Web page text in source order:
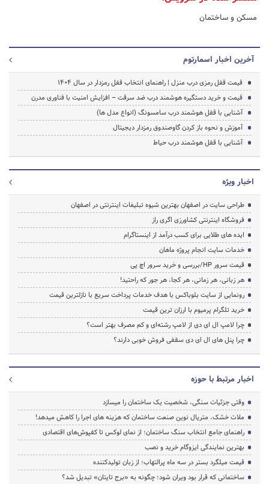
مسکن و ساختمان
آخرین اخبار اسمارتوم
قیمت قفل رمزی درب منزل | راهنمای انتخاب قفل رمزدار در سال ۱۴۰۴
قیمت و خرید دستگیره هوشمند درب ضد سرقت – افزایش امنیت با فناوری مدرن
آشنایی با قفل هوشمند درب سامسونگ (انواع مدل ها)
آموزش و نحوه باز کردن گاوصندوق رمزدار دیجیتال
آشنایی با قفل هوشمند درب حیاط
اخبار ویژه
طراحی سایت در اصفهان بهترین شیوه تبلیغات اینترنتی در اصفهان
فروشگاه اینترنتی کشاورزی اگری راز
ایده های طلایی برای کسب درآمد از اینستاگرام
خدمات سایت انجام پروژه ماهان
قیمت سرور HP/بررسی و خرید سرور اچ پی
هر زبانی، هر زمانی، هر کجا، هر جور که راحتید!
رونمایی از سایت بلوباکس با هدف خدمات پرداخت سریع با نازلترین قیمت
خرید تلگرام پرمیوم با ارزان ترین قیمت
چرا لامپ ال ای دی از لامپ رشته‌ای و کم مصرف بهتر است؟
چرا پنل های ال ای دی سقفی فروش خوبی دارند؟
اخبار مرتبط با حوزه
وقتی جزئیات سنگی، شخصیت یک ساختمان را میسازد
ملات خشک، متریال نوین صنعت ساختمان که هزینه‌ های اجرا را کاهش میدهد!
راهنمای جامع انتخاب سنگ ساختمان؛ از نمای لوکس تا کفپوش‌های اقتصادی
بهترین نمایندگی ایزوگام خرید و نصب
قیمت میلگرد بستر در سه ماه پرالتهاب؛ از زبان تولیدکننده
ساختمانی که قرار بود ویران شود؛ چگونه به «برج تایتان» تبدیل شد؟